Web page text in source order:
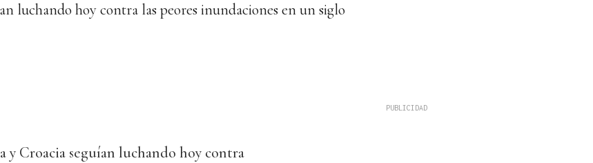
luchando hoy contra las peores inundaciones en un siglo
y Croacia seguían luchando hoy contra